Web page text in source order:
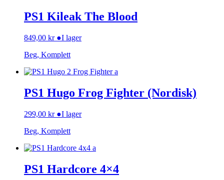
PS1 Kileak The Blood
849,00 kr ●I lager
Beg, Komplett
PS1 Hugo Frog Fighter (Nordisk)
299,00 kr ●I lager
Beg, Komplett
PS1 Hardcore 4×4